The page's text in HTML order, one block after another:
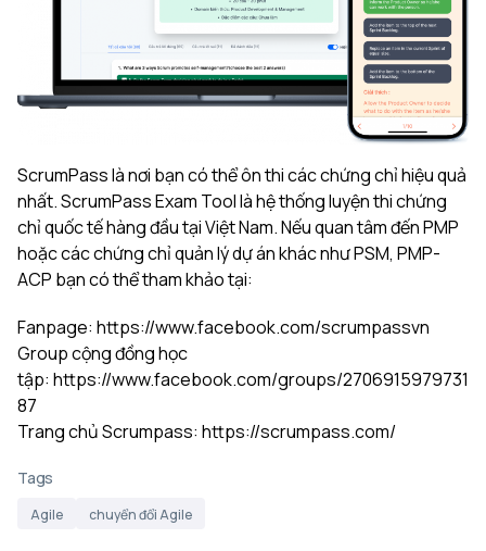
ScrumPass là nơi bạn có thể ôn thi các chứng chỉ hiệu quả
nhất. ScrumPass Exam Tool là hệ thống luyện thi chứng
chỉ quốc tế hàng đầu tại Việt Nam. Nếu quan tâm đến PMP
hoặc các chứng chỉ quản lý dự án khác như PSM, PMP-
ACP bạn có thể tham khảo tại:
Fanpage: https://www.facebook.com/scrumpassvn
Group cộng đồng học
tập: https://www.facebook.com/groups/2706915979731
87
Trang chủ Scrumpass: https://scrumpass.com/
Tags
Agile chuyển đổi Agile